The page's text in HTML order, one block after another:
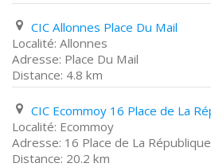
CIC Allonnes Place Du Mail
Allonnes
Place Du Mail
4.8 km
Ecommoy
16 Place de La République
20.2 km